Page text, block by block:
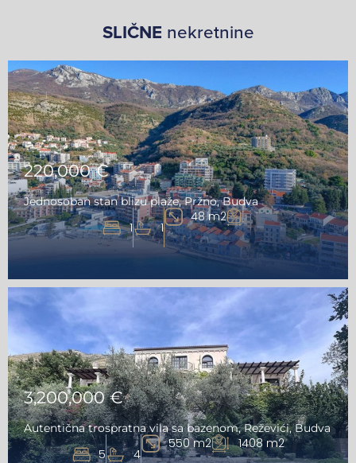
SLIČNE nekretnine
220,000 €
Jednosoban stan blizu plaže, Pržno, Budva
1 1
48 m2
3,200,000 €
Autentična trospratna vila sa bazenom, Reževići, Budva
5 4
550 m2 1408 m2